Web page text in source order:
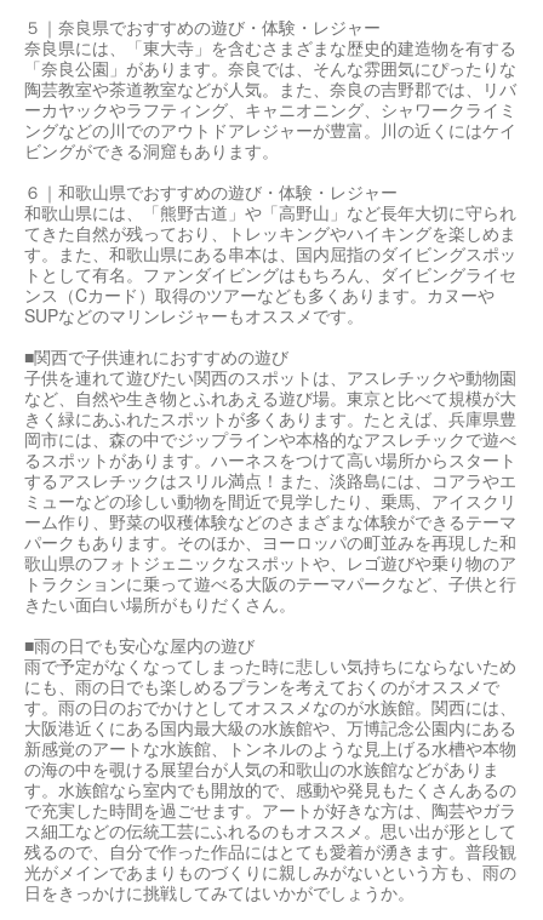
５｜奈良県でおすすめの遊び・体験・レジャー
奈良県には、「東大寺」を含むさまざまな歴史的建造物を有する
「奈良公園」があります。奈良では、そんな雰囲気にぴったりな
陶芸教室や茶道教室などが人気。また、奈良の吉野郡では、リバ
ーカヤックやラフティング、キャニオニング、シャワークライミ
ングなどの川でのアウトドアレジャーが豊富。川の近くにはケイ
ビングができる洞窟もあります。
６｜和歌山県でおすすめの遊び・体験・レジャー
和歌山県には、「熊野古道」や「高野山」など長年大切に守られ
てきた自然が残っており、トレッキングやハイキングを楽しめま
す。また、和歌山県にある串本は、国内屈指のダイビングスポッ
トとして有名。ファンダイビングはもちろん、ダイビングライセ
ンス（Cカード）取得のツアーなども多くあります。カヌーや
SUPなどのマリンレジャーもオススメです。
■関西で子供連れにおすすめの遊び
子供を連れて遊びたい関西のスポットは、アスレチックや動物園
など、自然や生き物とふれあえる遊び場。東京と比べて規模が大
きく緑にあふれたスポットが多くあります。たとえば、兵庫県豊
岡市には、森の中でジップラインや本格的なアスレチックで遊べ
るスポットがあります。ハーネスをつけて高い場所からスタート
するアスレチックはスリル満点！また、淡路島には、コアラやエ
ミューなどの珍しい動物を間近で見学したり、乗馬、アイスクリ
ーム作り、野菜の収穫体験などのさまざまな体験ができるテーマ
パークもあります。そのほか、ヨーロッパの町並みを再現した和
歌山県のフォトジェニックなスポットや、レゴ遊びや乗り物のア
トラクションに乗って遊べる大阪のテーマパークなど、子供と行
きたい面白い場所がもりだくさん。
■雨の日でも安心な屋内の遊び
雨で予定がなくなってしまった時に悲しい気持ちにならないため
にも、雨の日でも楽しめるプランを考えておくのがオススメで
す。雨の日のおでかけとしてオススメなのが水族館。関西には、
大阪港近くにある国内最大級の水族館や、万博記念公園内にある
新感覚のアートな水族館、トンネルのような見上げる水槽や本物
の海の中を覗ける展望台が人気の和歌山の水族館などがありま
す。水族館なら室内でも開放的で、感動や発見もたくさんあるの
で充実した時間を過ごせます。アートが好きな方は、陶芸やガラ
ス細工などの伝統工芸にふれるのもオススメ。思い出が形として
残るので、自分で作った作品にはとても愛着が湧きます。普段観
光がメインであまりものづくりに親しみがないという方も、雨の
日をきっかけに挑戦してみてはいかがでしょうか。